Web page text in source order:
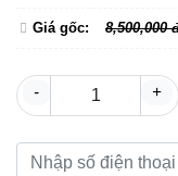
Giá gốc: 8,500,000
- +